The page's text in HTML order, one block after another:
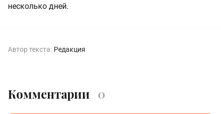
несколько дней.
Автор текста: Редакция
Комментарии 0